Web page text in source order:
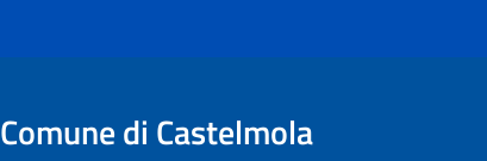
Comune di Castelmola